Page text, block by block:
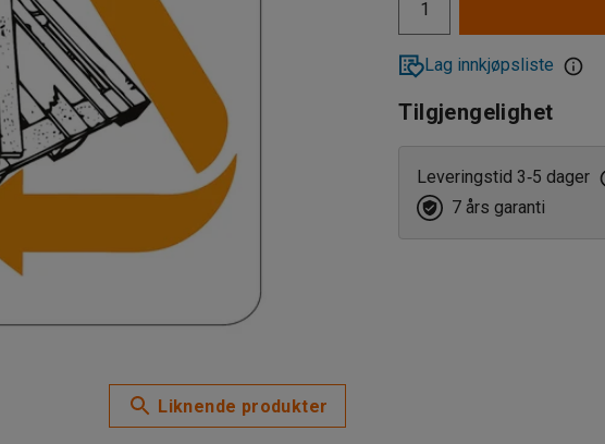
Liknende produkter
Hageavfall
Harde plastforpakninger
Kartong
Lysrør
Lag innkjøpsliste
Tilgjengelighet
Leveringstid 3‑5 dager
7 års garanti